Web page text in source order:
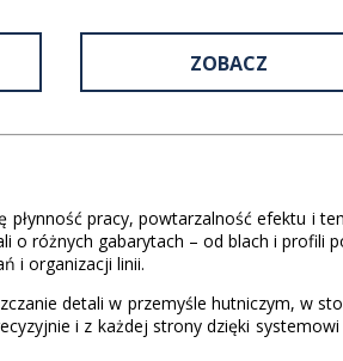
ZOBACZ
pracy, powtarzalność efektu i
różnych gabarytach – od blach i profili
i organizacji linii.
detali w przemyśle hutniczym, w
i z każdej strony dzięki